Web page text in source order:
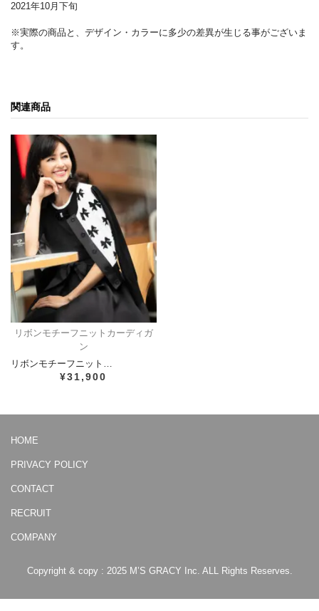
2021年10月下旬
※実際の商品と、デザイン・カラーに多少の差異が生じる事がございま
す。
関連商品
リボンモチーフニットカーディガ
ン
リボンモチーフニット…
¥31,900
HOME
PRIVACY POLICY
CONTACT
RECRUIT
COMPANY
Copyright & copy : 2025 M’S GRACY Inc. ALL Rights Reserves.